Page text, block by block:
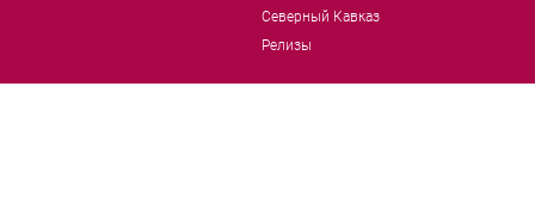
Северный Кавказ
Релизы